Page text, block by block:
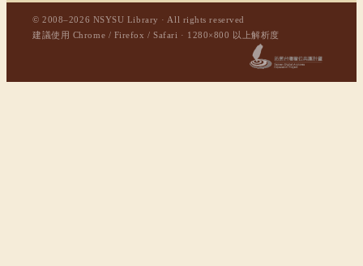
© 2008–2026 NSYSU Library · All rights reserved
建議使用 Chrome / Firefox / Safari · 1280×800 以上解析度